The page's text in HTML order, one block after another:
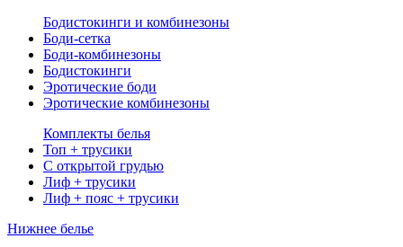
Бодистокинги и комбинезоны
Боди-сетка
Боди-комбинезоны
Бодистокинги
Эротические боди
Эротические комбинезоны
Комплекты белья
Топ + трусики
С открытой грудью
Лиф + трусики
Лиф + пояс + трусики
Нижнее белье